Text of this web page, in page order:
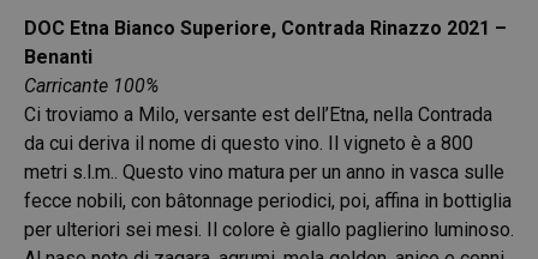
DOC Etna Bianco Superiore, Contrada Rinazzo 2021 –
Benanti
Carricante 100%
Ci troviamo a Milo, versante est dell’Etna, nella Contrada
da cui deriva il nome di questo vino. Il vigneto è a 800
metri s.l.m.. Questo vino matura per un anno in vasca sulle
fecce nobili, con bâtonnage periodici, poi, affina in bottiglia
per ulteriori sei mesi. Il colore è giallo paglierino luminoso.